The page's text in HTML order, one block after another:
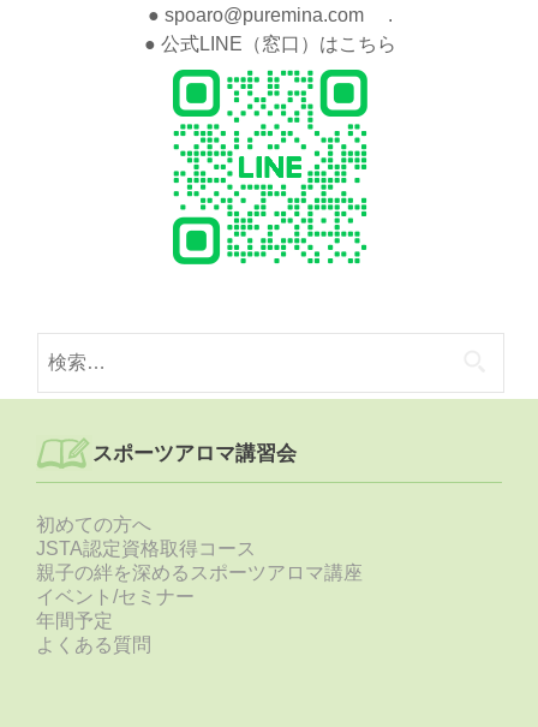
● spoaro@puremina.com .
● 公式LINE（窓口）はこちら
索:
スポーツアロマ講習会
初めての方へ
JSTA認定資格取得コース
親子の絆を深めるスポーツアロマ講座
イベント/セミナー
年間予定
よくある質問